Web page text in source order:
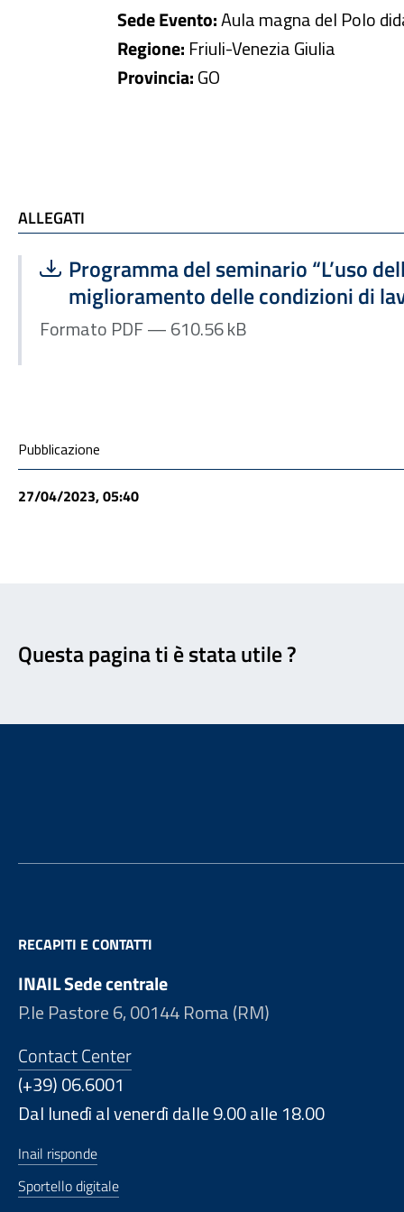
Sede Evento:Aula magna del Polo
Regione: Friuli-Venezia Giulia
Provincia:GO
ALLEGATI e TI POTREBBE INTERESSARE
ALLEGATI
Scarica file:
Programma del seminario “L’uso
miglioramento delle condizioni di
Formato PDF — Dimensione 610.56 kB
Formato PDF — 610.56 kB
Condivisione social
Pubblicazione
27/04/2023, 05:40
Questa pagina ti è stata utile ?
RECAPITI E CONTATTI
INAIL Sede centrale
P.le Pastore 6, 00144 Roma (RM)
Contact Center
(+39) 06.6001
Dal lunedì al venerdì dalle 9.00 alle 18.00
Inail risponde
Sportello digitale